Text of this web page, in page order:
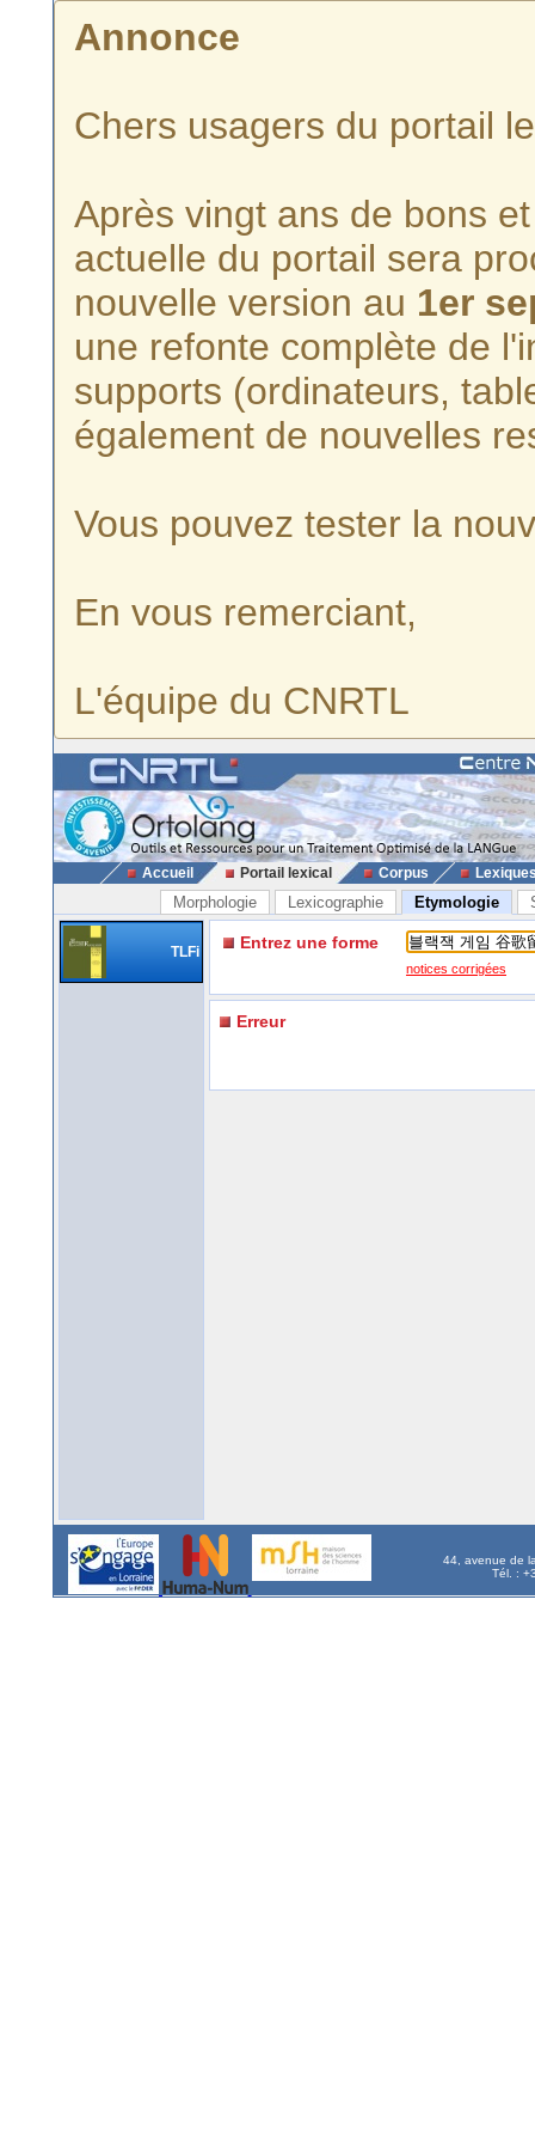
Annonce
Chers usagers du portail
Après vingt ans de bons
actuelle du portail sera
nouvelle version au 1er
une refonte complète de
supports (ordinateurs,
également de nouvelles
Vous pouvez tester la
En vous remerciant,
L'équipe du CNRTL
Accueil Portail lexical Corpus
Morphologie Lexicographie Etymologie
TLFi Entrez une forme
notices corrigées
Erreur
44, avenue de
Tél. :